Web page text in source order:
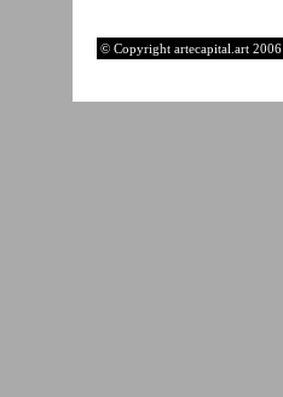
© Copyright artecapital.art 2006